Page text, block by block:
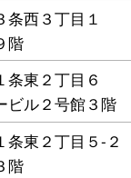
条西３丁目１
階
条東２丁目６
ビル２号館３階
条東２丁目５-２
階